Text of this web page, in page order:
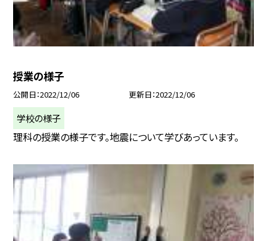
授業の様子
公開日 2022/12/06 更新日 2022/12/06
学校の様子
理科の授業の様子です。地震について学びあっています。